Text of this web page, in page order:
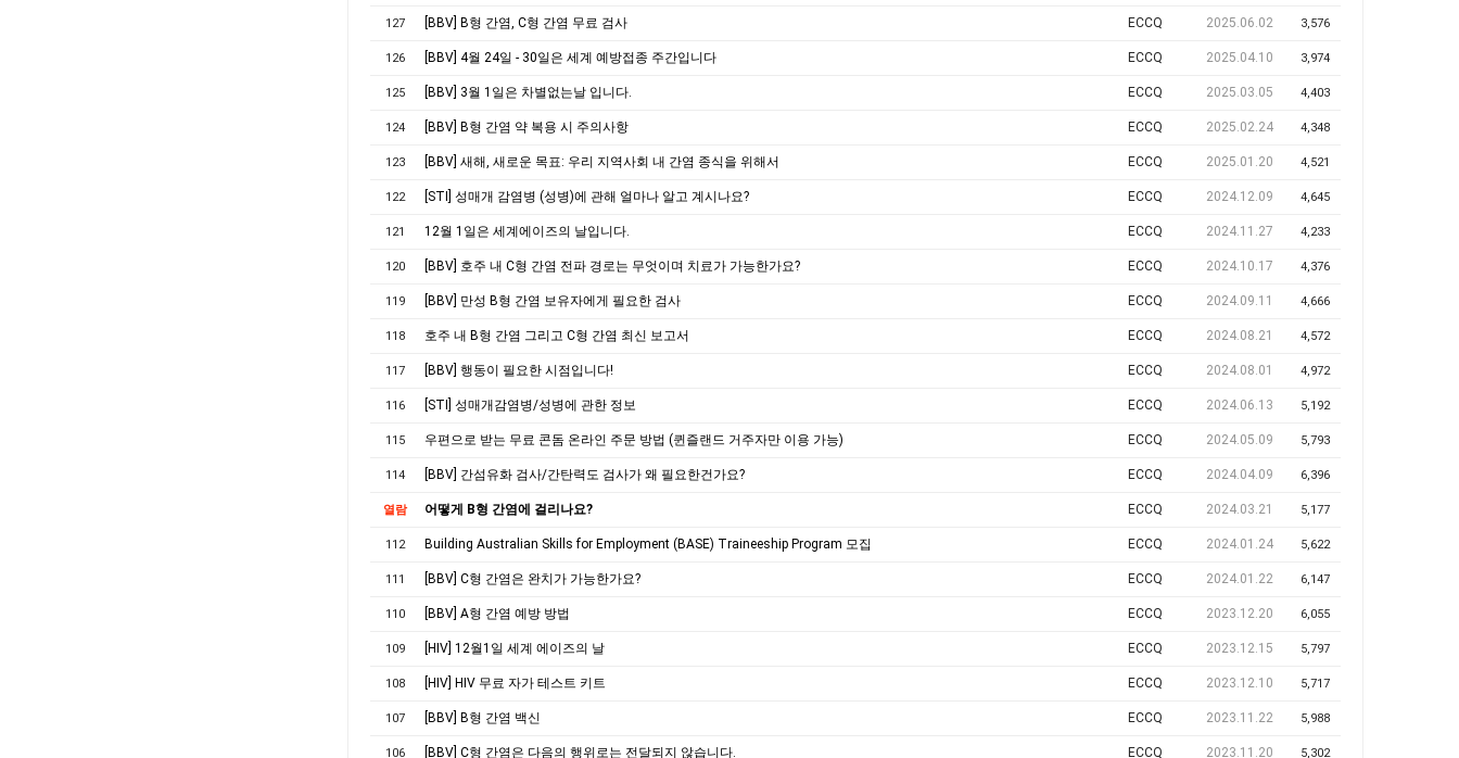
127 [BBV] B형 간염, C형 간염 무료 검사 ECCQ 2025.06.02 3,576
126 [BBV] 4월 24일 - 30일은 세계 예방접종 주간입니다 ECCQ 2025.04.10 3,974
125 [BBV] 3월 1일은 차별없는날 입니다. ECCQ 2025.03.05 4,403
124 [BBV] B형 간염 약 복용 시 주의사항 ECCQ 2025.02.24 4,348
123 [BBV] 새해, 새로운 목표: 우리 지역사회 내 간염 종식을 위해서 ECCQ 2025.01.20 4,521
122 [STI] 성매개 감염병 (성병)에 관해 얼마나 알고 계시나요? ECCQ 2024.12.09 4,645
121 12월 1일은 세계에이즈의 날입니다. ECCQ 2024.11.27 4,233
120 [BBV] 호주 내 C형 간염 전파 경로는 무엇이며 치료가 가능한가요? ECCQ 2024.10.17 4,376
119 [BBV] 만성 B형 간염 보유자에게 필요한 검사 ECCQ 2024.09.11 4,666
118 호주 내 B형 간염 그리고 C형 간염 최신 보고서 ECCQ 2024.08.21 4,572
117 [BBV] 행동이 필요한 시점입니다! ECCQ 2024.08.01 4,972
116 [STI] 성매개감염병/성병에 관한 정보 ECCQ 2024.06.13 5,192
115 우편으로 받는 무료 콘돔 온라인 주문 방법 (퀸즐랜드 거주자만 이용 가능) ECCQ 2024.05.09 5,793
114 [BBV] 간섬유화 검사/간탄력도 검사가 왜 필요한건가요? ECCQ 2024.04.09 6,396
열람 어떻게 B형 간염에 걸리나요? ECCQ 2024.03.21 5,177
112 Building Australian Skills for Employment (BASE) Traineeship Program 모집 ECCQ 2024.01.24 5,622
111 [BBV] C형 간염은 완치가 가능한가요? ECCQ 2024.01.22 6,147
110 [BBV] A형 간염 예방 방법 ECCQ 2023.12.20 6,055
109 [HIV] 12월1일 세계 에이즈의 날 ECCQ 2023.12.15 5,797
108 [HIV] HIV 무료 자가 테스트 키트 ECCQ 2023.12.10 5,717
107 [BBV] B형 간염 백신 ECCQ 2023.11.22 5,988
106 [BBV] C형 간염은 다음의 행위로는 전달되지 않습니다. ECCQ 2023.11.20 5,302